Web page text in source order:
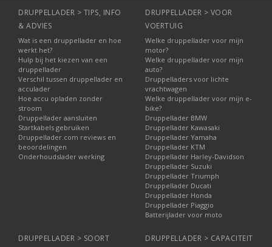
DRUPPELLADER > TIPS, INFO
& ADVIES
Wat is een druppellader en hoe
werkt het?
Hulp bij het kiezen van een
druppellader
Verschil tussen druppellader en
acculader
Hoe accu opladen zonder
stroom
Druppellader aansluiten
Startkabels gebruiken
Druppellader.com reviews en
beoordelingen
Onderhoudslader werking
DRUPPELLADER > VOOR
VOERTUIG
Welke druppellader voor mijn
motor?
Welke druppellader voor mijn
auto?
Druppelladers voor lichte
vrachtwagen
Welke druppellader voor mijn e-
bike?
Druppellader BMW
Druppellader Kawasaki
Druppellader Yamaha
Druppellader KTM
Druppellader Harley-Davidson
Druppellader Suzuki
Druppellader Triumph
Druppellader Ducati
Druppellader Honda
Druppellader Piaggio
Batterijlader voor moto
DRUPPELLADER > SOORT
DRUPPELLADER > CAPACITEIT